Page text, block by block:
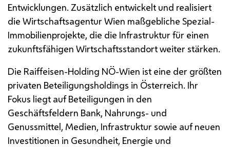
Entwicklungen. Zusätzlich entwickelt und realisiert
die Wirtschaftsagentur Wien maßgebliche Spezial-
Immobilienprojekte, die die Infrastruktur für einen
zukunftsfähigen Wirtschaftsstandort weiter stärken.
Die Raiffeisen-Holding NÖ-Wien ist eine der größten
privaten Beteiligungsholdings in Österreich. Ihr
Fokus liegt auf Beteiligungen in den
Geschäftsfeldern Bank, Nahrungs- und
Genussmittel, Medien, Infrastruktur sowie auf neuen
Investitionen in Gesundheit, Energie und